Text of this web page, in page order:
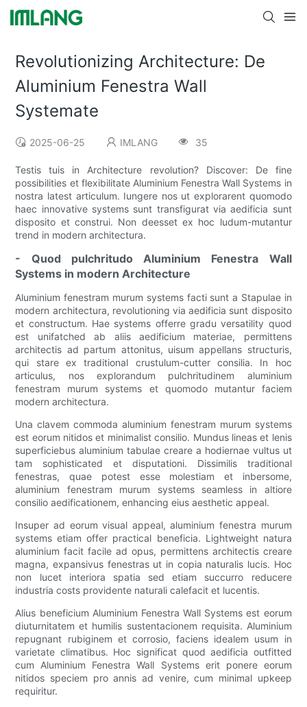
Revolutionizing Architecture: De
Aluminium Fenestra Wall
Systemate
2025-06-25 IMLANG 35
Testis tuis in Architecture revolution? Discover: De fine
possibilities et flexibilitate Aluminium Fenestra Wall Systems in
nostra latest articulum. Iungere nos ut explorarent quomodo
haec innovative systems sunt transfigurat via aedificia sunt
disposito et construi. Non deesset ex hoc ludum-mutantur
trend in modern architectura.
- Quod pulchritudo Aluminium Fenestra Wall
Systems in modern Architecture
Aluminium fenestram murum systems facti sunt a Stapulae in
modern architectura, revolutioning via aedificia sunt disposito
et constructum. Hae systems offerre gradu versatility quod
est unifatched ab aliis aedificium materiae, permittens
architectis ad partum attonitus, uisum appellans structuris,
qui stare ex traditional crustulum-cutter consilia. In hoc
articulus, nos explorandum pulchritudinem aluminium
fenestram murum systems et quomodo mutantur faciem
modern architectura.
Una clavem commoda aluminium fenestram murum systems
est eorum nitidos et minimalist consilio. Mundus lineas et lenis
superficiebus aluminium tabulae creare a hodiernae vultus ut
tam sophisticated et disputationi. Dissimilis traditional
fenestras, quae potest esse molestiam et inbersome,
aluminium fenestram murum systems seamless in altiore
consilio aedificationem, enhancing eius aesthetic appeal.
Insuper ad eorum visual appeal, aluminium fenestra murum
systems etiam offer practical beneficia. Lightweight natura
aluminium facit facile ad opus, permittens architectis creare
magna, expansivus fenestras ut in copia naturalis lucis. Hoc
non lucet interiora spatia sed etiam succurro reducere
industria costs providente naturali calefacit et lucentis.
Alius beneficium Aluminium Fenestra Wall Systems est eorum
diuturnitatem et humilis sustentacionem requisita. Aluminium
repugnant rubiginem et corrosio, faciens idealem usum in
varietate climatibus. Hoc significat quod aedificia outfitted
cum Aluminium Fenestra Wall Systems erit ponere eorum
nitidos speciem pro annis ad venire, cum minimal upkeep
requiritur.